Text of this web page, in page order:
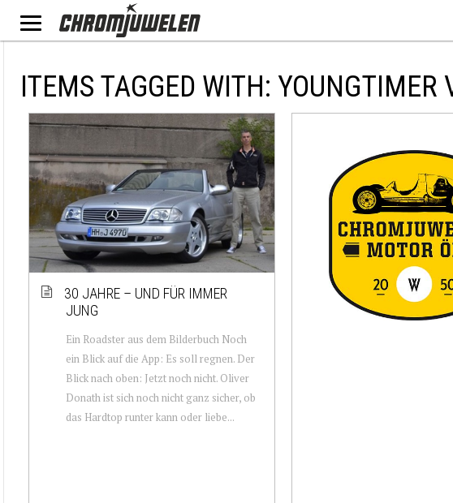
ITEMS TAGGED WITH: YOUNGTIMER
30 JAHRE – UND FÜR IMMER
JUNG
Ein Roadster aus dem Bilderbuch Noch
ein Blick auf die App: Es soll regnen. Der
Blick nach oben: Jetzt noch nicht. Oliver
Donath ist sich noch nicht ganz sicher, ob
das Hardtop runter kann oder liebe...